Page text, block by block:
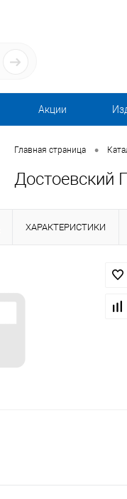
Акции
Главная страница •
Достоевский
ХАРАКТЕРИСТИКИ